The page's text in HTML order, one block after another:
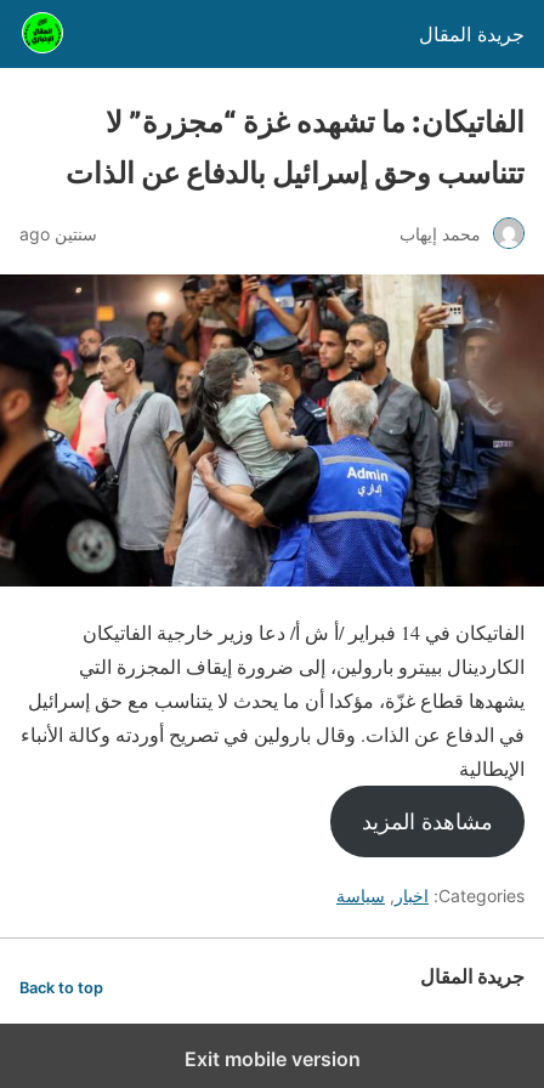
جريدة المقال
الفاتيكان: ما تشهده غزة “مجزرة” لا
تتناسب وحق إسرائيل بالدفاع عن الذات
محمد إيهاب سنتين ago
الفاتيكان في 14 فبراير /أ ش أ/ دعا وزير خارجية الفاتيكان
الكاردينال بييترو بارولين، إلى ضرورة إيقاف المجزرة التي
يشهدها قطاع غزّة، مؤكدا أن ما يحدث لا يتناسب مع حق إسرائيل
في الدفاع عن الذات. وقال بارولين في تصريح أوردته وكالة الأنباء
الإيطالية
مشاهدة المزيد
Categories: اخبار , سياسة
جريدة المقال Back to top
Exit mobile version